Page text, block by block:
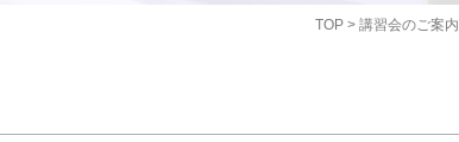
TOP > 講習会のご案内